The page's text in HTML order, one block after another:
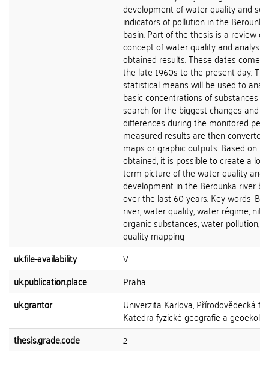
development of water quality and
indicators of pollution in the
basin. Part of the thesis is a review
concept of water quality and analysis
obtained results. These dates come
the late 1960s to the present day.
statistical means will be used to
basic concentrations of substances
search for the biggest changes and
differences during the monitored
measured results are then
maps or graphic outputs. Based on
obtained, it is possible to create a
term picture of the water quality and
development in the Berounka river
over the last 60 years. Key words:
river, water quality, water régime,
organic substances, water pollution,
quality mapping
uk.file-availability
V
uk.publication.place
Praha
uk.grantor
Univerzita Karlova, Přírodovědecká
Katedra fyzické geografie a
thesis.grade.code
2